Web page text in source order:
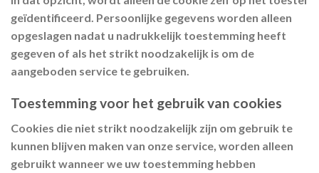
geïdentificeerd. Persoonlijke gegevens worden alleen
opgeslagen nadat u nadrukkelijk toestemming heeft
gegeven of als het strikt noodzakelijk is om de
aangeboden service te gebruiken.
Toestemming voor het gebruik van cookies
Cookies die niet strikt noodzakelijk zijn om gebruik te
kunnen blijven maken van onze service, worden alleen
gebruikt wanneer we uw toestemming hebben